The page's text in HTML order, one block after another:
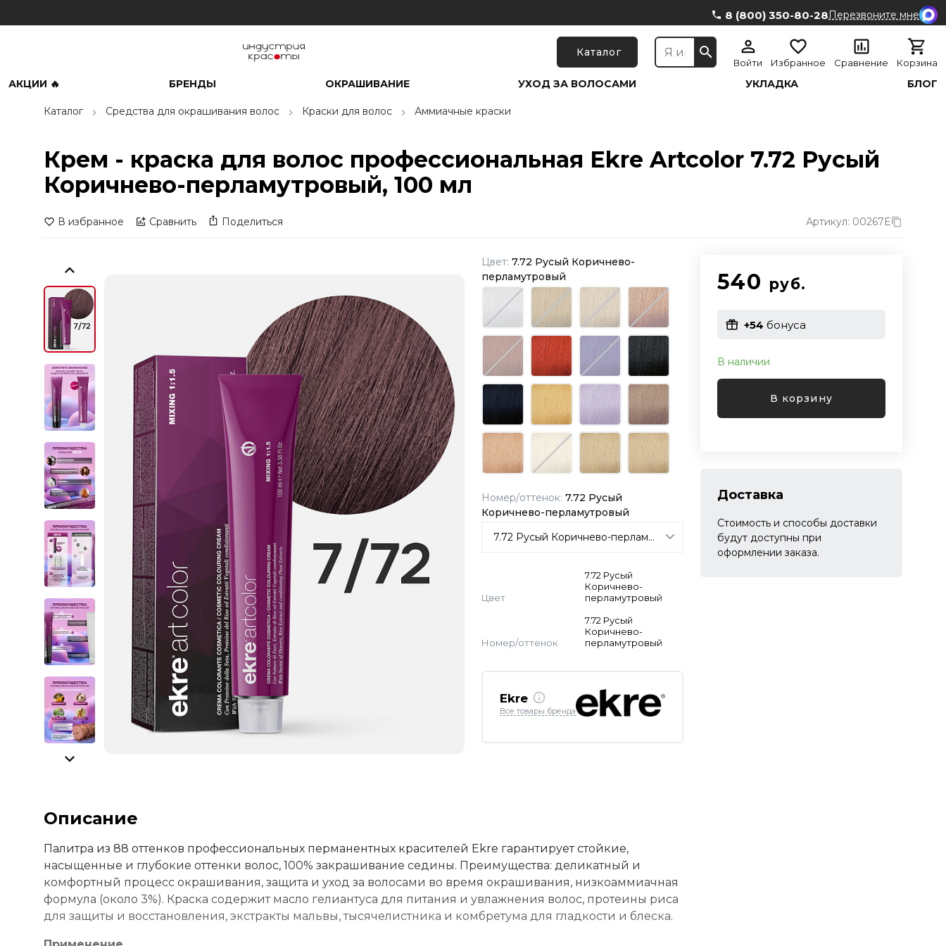
8 (800) 350-80-28Перезвоните мне
Каталог
Войти Избранное Сравнение Корзина
АКЦИИ 🔥 БРЕНДЫ ОКРАШИВАНИЕ УХОД ЗА ВОЛОСАМИ УКЛАДКА БЛОГ
Каталог Средства для окрашивания волос Краски для волос Аммиачные краски
Крем - краска для волос профессиональная Ekre Artcolor 7.72 Русый
Коричнево-перламутровый, 100 мл
В избранное Сравнить Поделиться Артикул: 00267E
Цвет: 7.72 Русый Коричнево-
перламутровый
Номер/оттенок: 7.72 Русый
Коричнево-перламутровый
Цвет
7.72 Русый
Коричнево-
перламутровый
Номер/оттенок
7.72 Русый
Коричнево-
перламутровый
Ekre
Все товары бренда
540 руб.
+54 бонуса
В наличии
В корзину
Доставка
Стоимость и способы доставки
будут доступны при
оформлении заказа.
Описание
Палитра из 88 оттенков профессиональных перманентных красителей Ekre гарантирует стойкие,
насыщенные и глубокие оттенки волос, 100% закрашивание седины. Преимущества: деликатный и
комфортный процесс окрашивания, защита и уход за волосами во время окрашивания, низкоаммиачная
формула (около 3%). Краска содержит масло гелиантуса для питания и увлажнения волос, протеины риса
для защиты и восстановления, экстракты мальвы, тысячелистника и комбретума для гладкости и блеска.